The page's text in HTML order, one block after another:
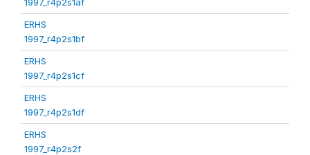
ERHS
1997_r4p2s1bf
ERHS
1997_r4p2s1cf
ERHS
1997_r4p2s1df
ERHS
1997_r4p2s2f